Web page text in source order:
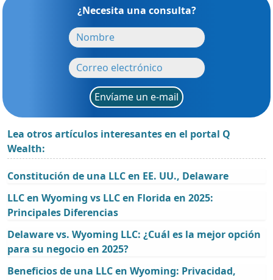
¿Necesita una consulta?
Envíame un e-mail
Lea otros artículos interesantes en el portal Q
Wealth:
Constitución de una LLC en EE. UU., Delaware
LLC en Wyoming vs LLC en Florida en 2025:
Principales Diferencias
Delaware vs. Wyoming LLC: ¿Cuál es la mejor opción
para su negocio en 2025?
Beneficios de una LLC en Wyoming: Privacidad,